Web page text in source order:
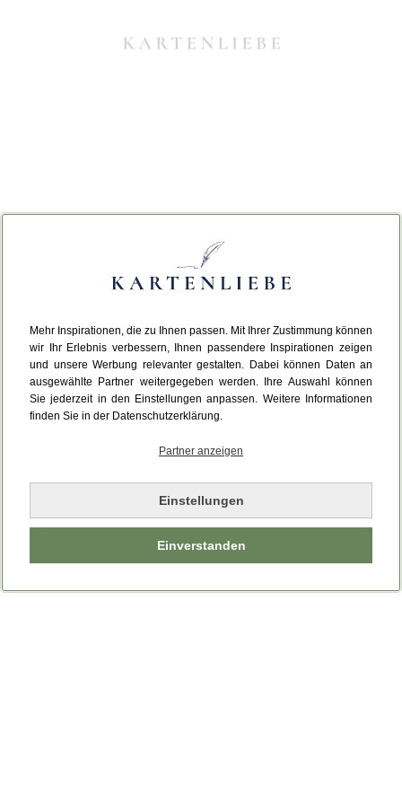
Mehr Inspirationen, die zu Ihnen passen. Mit Ihrer Zustimmung können
wir Ihr Erlebnis verbessern, Ihnen passendere Inspirationen zeigen
und unsere Werbung relevanter gestalten. Dabei können Daten an
ausgewählte Partner weitergegeben werden. Ihre Auswahl können
Sie jederzeit in den Einstellungen anpassen. Weitere Informationen
finden Sie in der Datenschutzerklärung.
Partner anzeigen
Einstellungen
Einverstanden
Da ist etwas schiefgelaufen.
Leider ist ein technischer Fehler aufgetreten.
Bitte laden Sie die Seite neu.